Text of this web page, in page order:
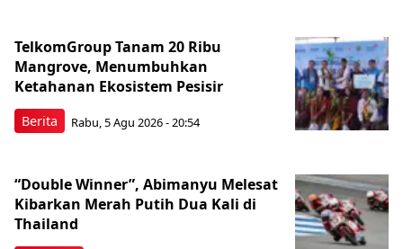
Berita
TelkomGroup Tanam 20 Ribu
Mangrove, Menumbuhkan
Ketahanan Ekosistem Pesisir
Rabu, 5 Agu 2026 - 20:54
“Double Winner”, Abimanyu Melesat
Kibarkan Merah Putih Dua Kali di
Thailand